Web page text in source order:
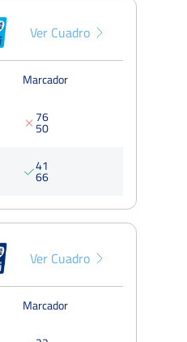
Ver Cuadro
Marcador
7
5
6
0
4
6
1
6
Ver Cuadro
Marcador